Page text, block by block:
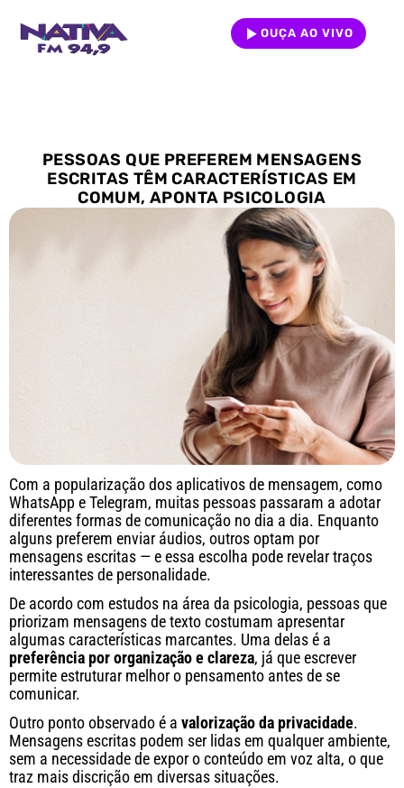
OUÇA AO VIVO
PESSOAS QUE PREFEREM MENSAGENS
ESCRITAS TÊM CARACTERÍSTICAS EM
COMUM, APONTA PSICOLOGIA
Com a popularização dos aplicativos de mensagem, como
WhatsApp e Telegram, muitas pessoas passaram a adotar
diferentes formas de comunicação no dia a dia. Enquanto
alguns preferem enviar áudios, outros optam por
mensagens escritas — e essa escolha pode revelar traços
interessantes de personalidade.
De acordo com estudos na área da psicologia, pessoas que
priorizam mensagens de texto costumam apresentar
algumas características marcantes. Uma delas é a
preferência por organização e clareza, já que escrever
permite estruturar melhor o pensamento antes de se
comunicar.
Outro ponto observado é a valorização da privacidade.
Mensagens escritas podem ser lidas em qualquer ambiente,
sem a necessidade de expor o conteúdo em voz alta, o que
traz mais discrição em diversas situações.